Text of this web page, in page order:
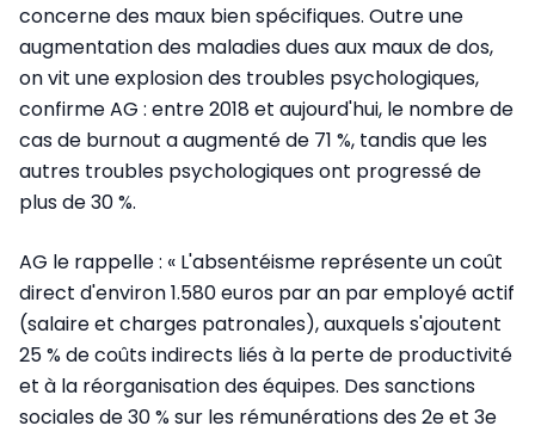
concerne des maux bien spécifiques. Outre une
augmentation des maladies dues aux maux de dos,
on vit une explosion des troubles psychologiques,
confirme AG : entre 2018 et aujourd'hui, le nombre de
cas de burnout a augmenté de 71 %, tandis que les
autres troubles psychologiques ont progressé de
plus de 30 %.
AG le rappelle : « L'absentéisme représente un coût
direct d'environ 1.580 euros par an par employé actif
(salaire et charges patronales), auxquels s'ajoutent
25 % de coûts indirects liés à la perte de productivité
et à la réorganisation des équipes. Des sanctions
sociales de 30 % sur les rémunérations des 2e et 3e